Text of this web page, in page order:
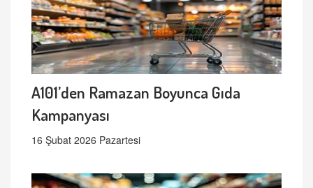
A101’den Ramazan Boyunca Gıda
Kampanyası
16 Şubat 2026 Pazartesi